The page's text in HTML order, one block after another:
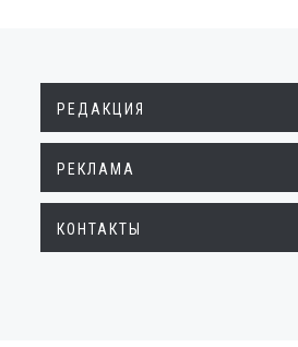
РЕДАКЦИЯ
РЕКЛАМА
КОНТАКТЫ